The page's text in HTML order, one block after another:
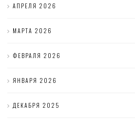
АПРЕЛЯ 2026
МАРТА 2026
ФЕВРАЛЯ 2026
ЯНВАРЯ 2026
ДЕКАБРЯ 2025